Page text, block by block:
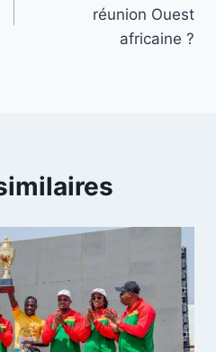
réunion Ouest
africaine ?